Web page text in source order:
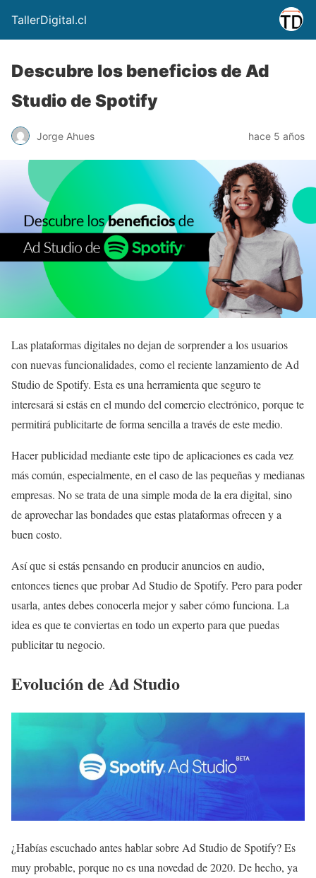
TallerDigital.cl
Descubre los beneficios de Ad
Studio de Spotify
Jorge Ahues hace 5 años
Las plataformas digitales no dejan de sorprender a los usuarios
con nuevas funcionalidades, como el reciente lanzamiento de Ad
Studio de Spotify. Esta es una herramienta que seguro te
interesará si estás en el mundo del comercio electrónico, porque te
permitirá publicitarte de forma sencilla a través de este medio.
Hacer publicidad mediante este tipo de aplicaciones es cada vez
más común, especialmente, en el caso de las pequeñas y medianas
empresas. No se trata de una simple moda de la era digital, sino
de aprovechar las bondades que estas plataformas ofrecen y a
buen costo.
Así que si estás pensando en producir anuncios en audio,
entonces tienes que probar Ad Studio de Spotify. Pero para poder
usarla, antes debes conocerla mejor y saber cómo funciona. La
idea es que te conviertas en todo un experto para que puedas
publicitar tu negocio.
Evolución de Ad Studio
¿Habías escuchado antes hablar sobre Ad Studio de Spotify? Es
muy probable, porque no es una novedad de 2020. De hecho, ya